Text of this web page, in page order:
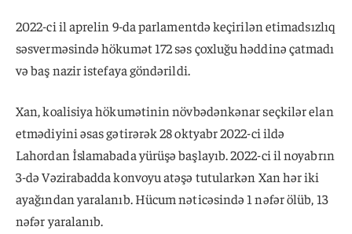
2022-ci il aprelin 9-da parlamentdə keçirilən etimadsızlıq
səsverməsində hökumət 172 səs çoxluğu həddinə çatmadı
və baş nazir istefaya göndərildi.
Xan, koalisiya hökumətinin növbədənkənar seçkilər elan
etmədiyini əsas gətirərək 28 oktyabr 2022-ci ildə
Lahordan İslamabada yürüşə başlayıb. 2022-ci il noyabrın
3-də Vəzirabadda konvoyu atəşə tutularkən Xan hər iki
ayağından yaralanıb. Hücum nəticəsində 1 nəfər ölüb, 13
nəfər yaralanıb.